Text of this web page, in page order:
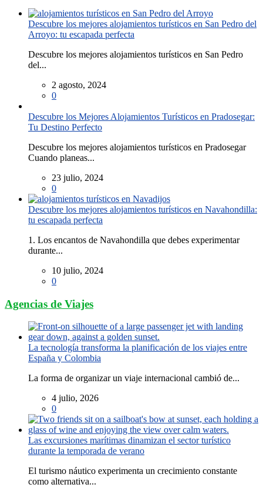
Descubre los mejores alojamientos turísticos en San Pedro del
Arroyo: tu escapada perfecta
Descubre los mejores alojamientos turísticos en San Pedro
del...
2 agosto, 2024
0
Descubre los Mejores Alojamientos Turísticos en Pradosegar:
Tu Destino Perfecto
Descubre los mejores alojamientos turísticos en Pradosegar
Cuando planeas...
23 julio, 2024
0
Descubre los mejores alojamientos turísticos en Navahondilla:
tu escapada perfecta
1. Los encantos de Navahondilla que debes experimentar
durante...
10 julio, 2024
0
Agencias de Viajes
La tecnología transforma la planificación de los viajes entre
España y Colombia
La forma de organizar un viaje internacional cambió de...
4 julio, 2026
0
Las excursiones marítimas dinamizan el sector turístico
durante la temporada de verano
El turismo náutico experimenta un crecimiento constante
como alternativa...